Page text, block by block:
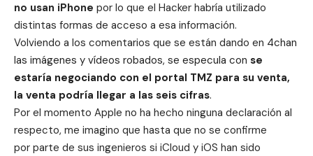
no usan iPhone por lo que el Hacker habría utilizado
distintas formas de acceso a esa información.
Volviendo a los comentarios que se están dando en 4chan
las imágenes y vídeos robados, se especula con se
estaría negociando con el portal TMZ para su venta,
la venta podría llegar a las seis cifras.
Por el momento Apple no ha hecho ninguna declaración al
respecto, me imagino que hasta que no se confirme
por parte de sus ingenieros si iCloud y iOS han sido